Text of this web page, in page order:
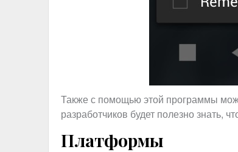
Также с помощью этой программы
разработчиков будет полезно знать,
Платформы